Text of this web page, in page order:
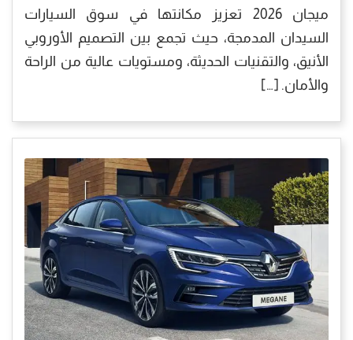
ميجان 2026 تعزيز مكانتها في سوق السيارات
السيدان المدمجة، حيث تجمع بين التصميم الأوروبي
الأنيق، والتقنيات الحديثة، ومستويات عالية من الراحة
والأمان. […]